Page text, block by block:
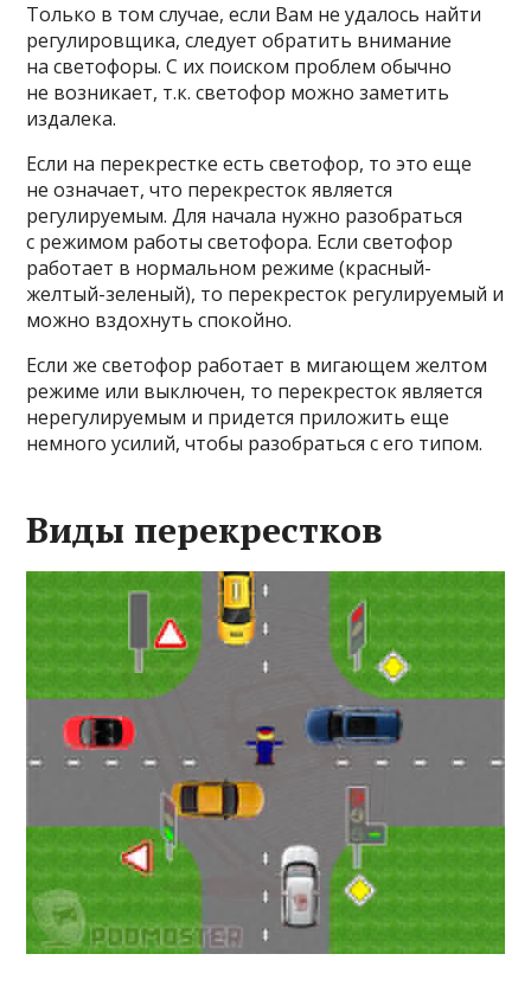
Только в том случае, если Вам не удалось найти
регулировщика, следует обратить внимание
на светофоры. С их поиском проблем обычно
не возникает, т.к. светофор можно заметить
издалека.
Если на перекрестке есть светофор, то это еще
не означает, что перекресток является
регулируемым. Для начала нужно разобраться
с режимом работы светофора. Если светофор
работает в нормальном режиме (красный-
желтый-зеленый), то перекресток регулируемый и
можно вздохнуть спокойно.
Если же светофор работает в мигающем желтом
режиме или выключен, то перекресток является
нерегулируемым и придется приложить еще
немного усилий, чтобы разобраться с его типом.
Виды перекрестков